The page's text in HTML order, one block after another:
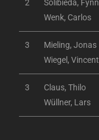
2
Solibieda, Fynn
Wenk, Carlos
3
Mieling, Jonas
Wiegel, Vincent
3
Claus, Thilo
Wüllner, Lars